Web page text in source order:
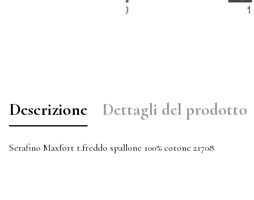
Descrizione Dettagli del prodotto
Serafino Maxfort t.freddo spallone 100% cotone 21708